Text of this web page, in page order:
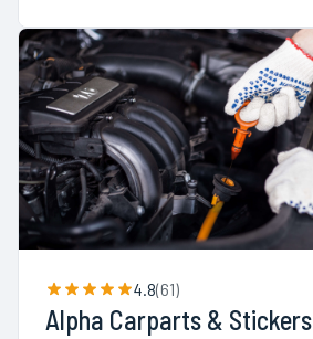
4.8(61)
Alpha Carparts & Stickers